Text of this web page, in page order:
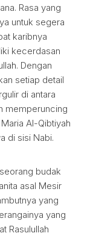
Rasa yang
untuk segera
karibnya
kecerdasan
Dengan
setiap detail
di antara
memperuncing
Al-Qibtiyah
di sisi Nabi.
budak
asal Mesir
yang
yang
Rasulullah